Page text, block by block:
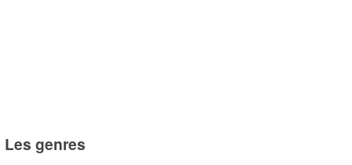
Les genres